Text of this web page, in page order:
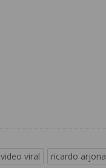
video viral ricardo arjona